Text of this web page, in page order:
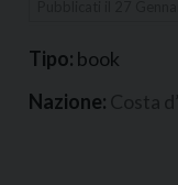
Tipo: book
Nazione: